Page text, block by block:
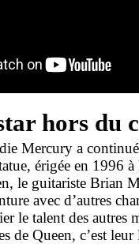
hors du
Mercury a
érigée en 1996
le guitariste Brian
avec d’autres
le talent des
de Queen, c’est